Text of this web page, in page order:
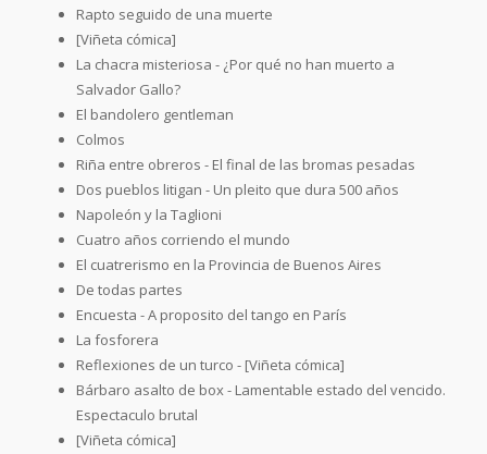
Rapto seguido de una muerte
[Viñeta cómica]
La chacra misteriosa - ¿Por qué no han muerto a
Salvador Gallo?
El bandolero gentleman
Colmos
Riña entre obreros - El final de las bromas pesadas
Dos pueblos litigan - Un pleito que dura 500 años
Napoleón y la Taglioni
Cuatro años corriendo el mundo
El cuatrerismo en la Provincia de Buenos Aires
De todas partes
Encuesta - A proposito del tango en París
La fosforera
Reflexiones de un turco - [Viñeta cómica]
Bárbaro asalto de box - Lamentable estado del vencido.
Espectaculo brutal
[Viñeta cómica]